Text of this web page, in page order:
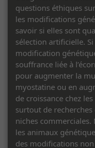
questions éthiques
les modifications
savoir si elles sont
sélection artificielle.
modification
souffrance liée à
pour augmenter la
myostatine ou en
de croissance chez
surtout de
niches
les animaux
des modifications